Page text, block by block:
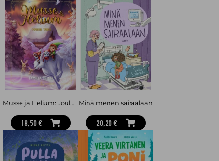
Musse ja Helium: Joulun taika
18,50 €
Minä menen sairaalaan
20,20 €